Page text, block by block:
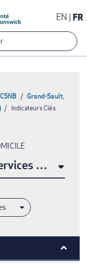
EN FR
Grand-Sault,
Indicateurs Clés
de